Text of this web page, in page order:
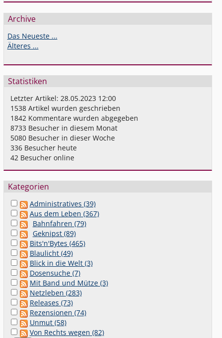
Archive
Das Neueste ...
Älteres ...
Statistiken
Letzter Artikel:28.05.2023 12:00
1538 Artikel wurden geschrieben
1842 Kommentare wurden abgegeben
8733 Besucher in diesem Monat
5080 Besucher in dieser Woche
336 Besucher heute
42 Besucher online
Kategorien
Administratives (39)
Aus dem Leben (367)
Bahnfahren (79)
Geknipst (89)
Bits'n'Bytes (465)
Blaulicht (49)
Blick in die Welt (3)
Dosensuche (7)
Mit Band und Mütze (3)
Netzleben (283)
Releases (73)
Rezensionen (74)
Unmut (58)
Von Rechts wegen (82)